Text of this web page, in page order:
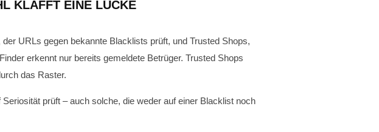
KLAFFT EINE LÜCKE
URLs gegen bekannte Blacklists prüft, und Trusted Shops,
erkennt nur bereits gemeldete Betrüger. Trusted Shops
das Raster.
prüft – auch solche, die weder auf einer Blacklist noch